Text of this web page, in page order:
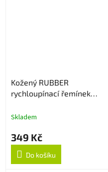
Kožený RUBBER
rychloupínací řemínek
Skladem
349 Kč
Do košíku